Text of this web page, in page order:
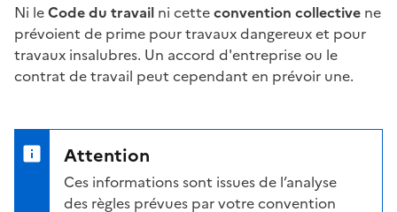
Ni leCode du travail ni cetteconvention collective ne
prévoient de prime pour travaux dangereux et pour
travaux insalubres. Un accord d'entreprise ou le
contrat de travail peut cependant en prévoir une.
Attention
Ces informations sont issues de l’analyse
des règles prévues par votre convention